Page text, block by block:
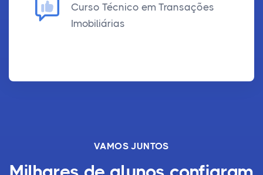
Curso Técnico em Transações
Imobiliárias
VAMOS JUNTOS